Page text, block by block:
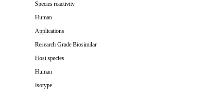
Species reactivity
Human
Applications
Research Grade Biosimilar
Host species
Human
Isotype